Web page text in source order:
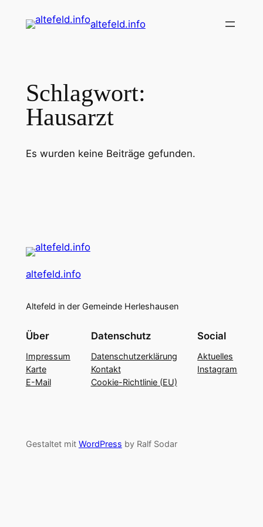
Inhalt
altefeld.info
Schlagwort:
Hausarzt
Es wurden keine Beiträge gefunden.
altefeld.info
Altefeld in der Gemeinde Herleshausen
Über
Impressum
Karte
E-Mail
Datenschutz
Datenschutzerklärung
Kontakt
Cookie-Richtlinie (EU)
Social
Aktuelles
Instagram
Gestaltet mit WordPress by Ralf Sodar